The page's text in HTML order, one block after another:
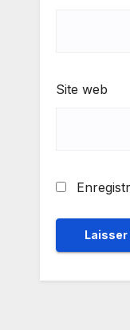
Site web